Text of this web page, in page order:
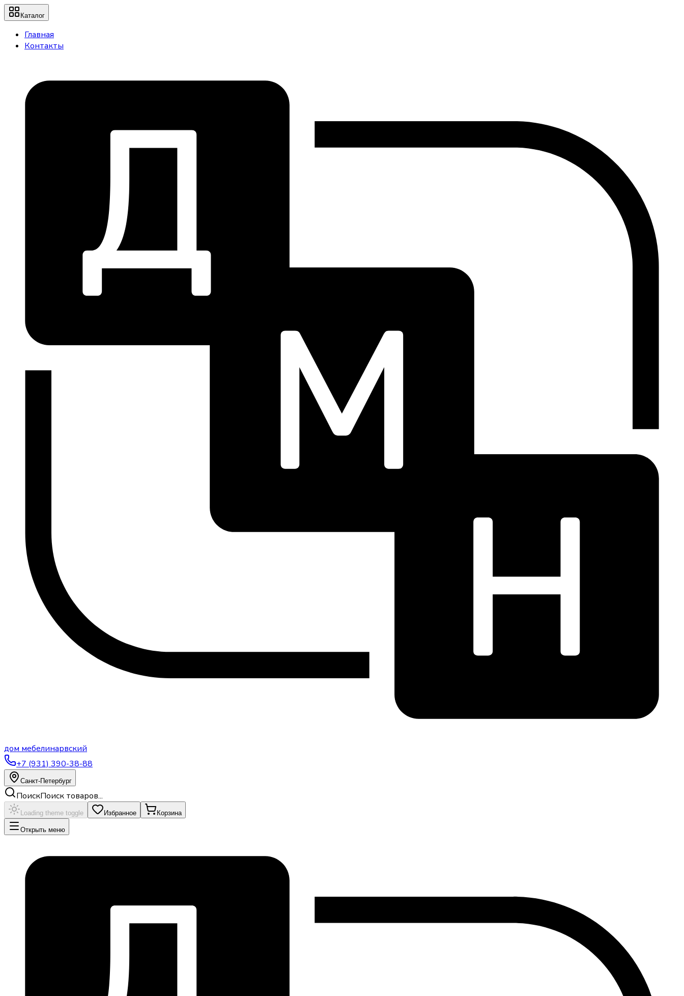
Каталог
Главная
Контакты
дом мебелинарвский
+7 (931) 390-38-88
Санкт-Петербург
ПоискПоиск товаров...
Loading theme toggle Избранное Корзина
Открыть меню